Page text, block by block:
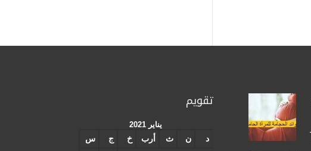
تقويم
يناير 2021
د ن ث أرب خ ج
س